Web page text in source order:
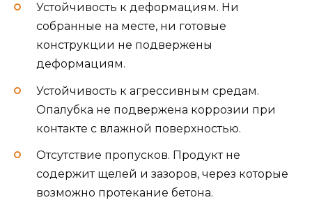
Устойчивость к деформациям. Ни
собранные на месте, ни готовые
конструкции не подвержены
деформациям.
Устойчивость к агрессивным средам.
Опалубка не подвержена коррозии при
контакте с влажной поверхностью.
Отсутствие пропусков. Продукт не
содержит щелей и зазоров, через которые
возможно протекание бетона.